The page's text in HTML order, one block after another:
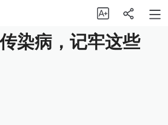
染病，记牢这些